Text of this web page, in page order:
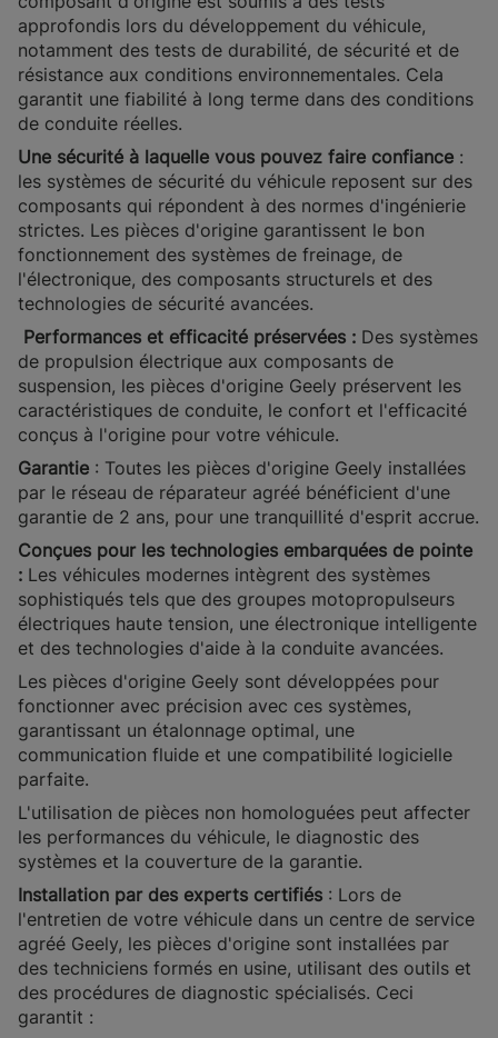
approfondis lors du développement du véhicule,
notamment des tests de durabilité, de sécurité et de
résistance aux conditions environnementales. Cela
garantit une fiabilité à long terme dans des conditions
de conduite réelles.
Une sécurité à laquelle vous pouvez faire confiance :
les systèmes de sécurité du véhicule reposent sur des
composants qui répondent à des normes d'ingénierie
strictes. Les pièces d'origine garantissent le bon
fonctionnement des systèmes de freinage, de
l'électronique, des composants structurels et des
technologies de sécurité avancées.
Performances et efficacité préservées : Des systèmes
de propulsion électrique aux composants de
suspension, les pièces d'origine Geely préservent les
caractéristiques de conduite, le confort et l'efficacité
conçus à l'origine pour votre véhicule.
Garantie : Toutes les pièces d'origine Geely installées
par le réseau de réparateur agréé bénéficient d'une
garantie de 2 ans, pour une tranquillité d'esprit accrue.
Conçues pour les technologies embarquées de pointe
: Les véhicules modernes intègrent des systèmes
sophistiqués tels que des groupes motopropulseurs
électriques haute tension, une électronique intelligente
et des technologies d'aide à la conduite avancées.
Les pièces d'origine Geely sont développées pour
fonctionner avec précision avec ces systèmes,
garantissant un étalonnage optimal, une
communication fluide et une compatibilité logicielle
parfaite.
L'utilisation de pièces non homologuées peut affecter
les performances du véhicule, le diagnostic des
systèmes et la couverture de la garantie.
Installation par des experts certifiés : Lors de
l'entretien de votre véhicule dans un centre de service
agréé Geely, les pièces d'origine sont installées par
des techniciens formés en usine, utilisant des outils et
des procédures de diagnostic spécialisés. Ceci
garantit :